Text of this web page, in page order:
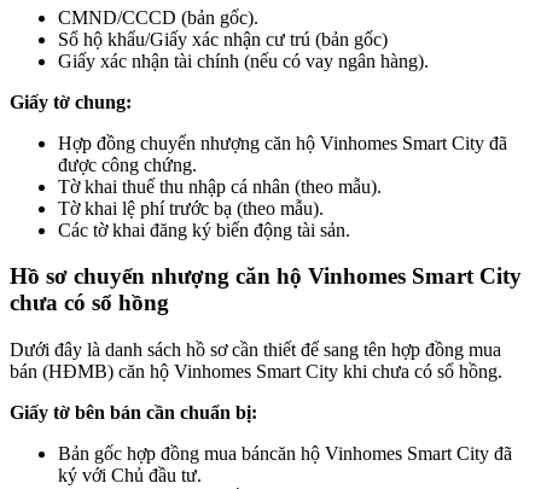
CMND/CCCD (bản gốc).
Sổ hộ khẩu/Giấy xác nhận cư trú (bản gốc)
Giấy xác nhận tài chính (nếu có vay ngân hàng).
Giấy tờ chung:
Hợp đồng chuyển nhượng căn hộ Vinhomes Smart City đã
được công chứng.
Tờ khai thuế thu nhập cá nhân (theo mẫu).
Tờ khai lệ phí trước bạ (theo mẫu).
Các tờ khai đăng ký biến động tài sản.
Hồ sơ chuyển nhượng căn hộ Vinhomes Smart City
chưa có sổ hồng
Dưới đây là danh sách hồ sơ cần thiết để sang tên hợp đồng mua
bán (HĐMB) căn hộ Vinhomes Smart City khi chưa có sổ hồng.
Giấy tờ bên bán cần chuẩn bị:
Bản gốc hợp đồng mua báncăn hộ Vinhomes Smart City đã
ký với Chủ đầu tư.